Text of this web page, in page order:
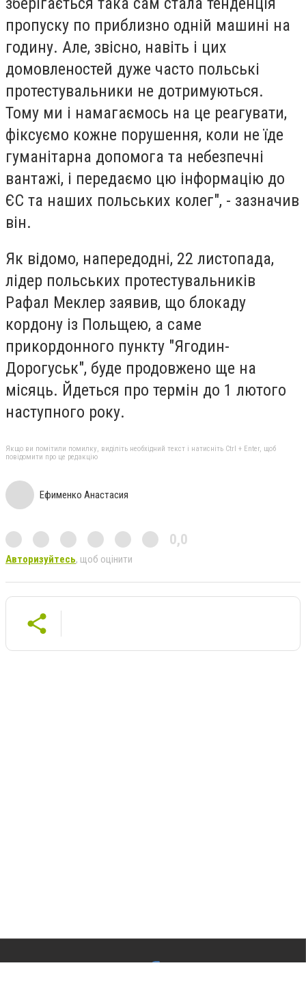
пропуску по приблизно одній машині на
годину. Але, звісно, навіть і цих
домовленостей дуже часто польські
протестувальники не дотримуються.
Тому ми і намагаємось на це реагувати,
фіксуємо кожне порушення, коли не їде
гуманітарна допомога та небезпечні
вантажі, і передаємо цю інформацію до
ЄС та наших польських колег", - зазначив
він.
Як відомо, напередодні, 22 листопада,
лідер польських протестувальників
Рафал Меклер заявив, що блокаду
кордону із Польщею, а саме
прикордонного пункту "Ягодин-
Дорогуськ", буде продовжено ще на
місяць. Йдеться про термін до 1 лютого
наступного року.
Якщо ви помітили помилку, виділіть необхідний текст і натисніть Ctrl + Enter, щоб
повідомити про це редакцію
Ефименко Анастасия
0,0
Авторизуйтесь, щоб оцінити